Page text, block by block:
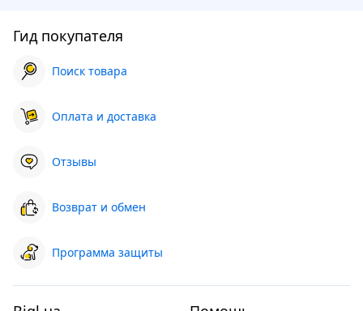
Гид покупателя
Поиск товара
Оплата и доставка
Отзывы
Возврат и обмен
Программа защиты